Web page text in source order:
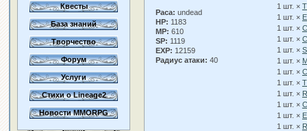
Квесты
База знаний
Творчество
Форум
Услуги
Стихи о Lineage2
Новости MMORPG
Раса: undead
HP: 1183
MP: 610
SP: 1119
EXP: 12159
Радиус атаки: 40
1 шт. ×
1 шт. ×
1 шт. ×
1 шт. ×
1 шт. ×
1 шт. ×
1 шт. ×
1 шт. ×
1 шт. ×
1 шт. ×
1 шт. ×
1 шт. ×